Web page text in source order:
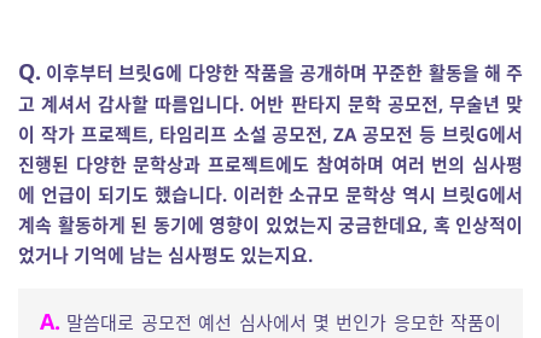
Q. 이후부터 브릿G에 다양한 작품을 공개하며 꾸준한 활동을 해 주
고 계셔서 감사할 따름입니다. 어반 판타지 문학 공모전, 무술년 맞
이 작가 프로젝트, 타임리프 소설 공모전, ZA 공모전 등 브릿G에서
진행된 다양한 문학상과 프로젝트에도 참여하며 여러 번의 심사평
에 언급이 되기도 했습니다. 이러한 소규모 문학상 역시 브릿G에서
계속 활동하게 된 동기에 영향이 있었는지 궁금한데요, 혹 인상적이
었거나 기억에 남는 심사평도 있는지요.
A. 말씀대로 공모전 예선 심사에서 몇 번인가 응모한 작품이